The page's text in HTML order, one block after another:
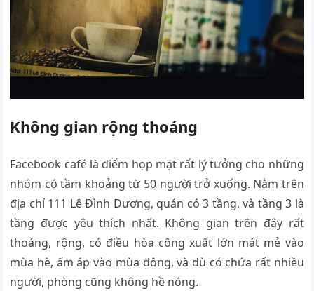
Không gian rộng thoáng
Facebook café là điểm họp mặt rất lý tưởng cho những
nhóm có tầm khoảng từ 50 người trở xuống. Nằm trên
địa chỉ 111 Lê Đình Dương, quán có 3 tầng, và tầng 3 là
tầng được yêu thích nhất. Không gian trên đây rất
thoáng, rộng, có điều hòa công xuất lớn mát mẻ vào
mùa hè, ấm áp vào mùa đông, và dù có chứa rất nhiều
người, phòng cũng không hề nóng.